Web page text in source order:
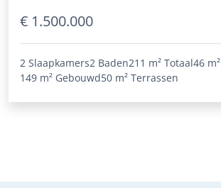
€ 1.500.000
2 Slaapkamers2 Baden211 m² Totaal46 m²
149 m² Gebouwd50 m² Terrassen